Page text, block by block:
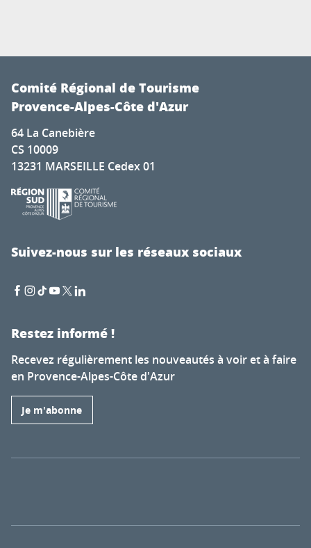
Comité Régional de Tourisme
Provence-Alpes-Côte d'Azur
64 La Canebière
CS 10009
13231 MARSEILLE Cedex 01
Suivez-nous sur les réseaux sociaux
Restez informé !
Recevez régulièrement les nouveautés à voir et à faire
en Provence-Alpes-Côte d'Azur
Je m'abonne